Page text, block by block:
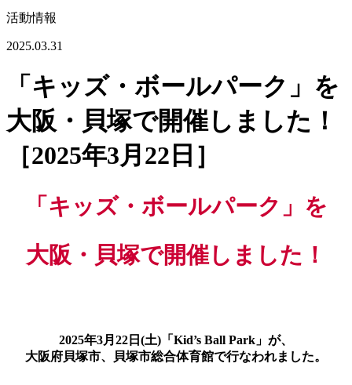
活動情報
2025.03.31
「キッズ・ボールパーク」を
大阪・貝塚で開催しました！
［2025年3月22日］
「キッズ・ボールパーク」を
大阪・貝塚で開催しました！
2025年3月22日(土)「Kid’s Ball Park」が、
大阪府貝塚市、貝塚市総合体育館で行なわれました。